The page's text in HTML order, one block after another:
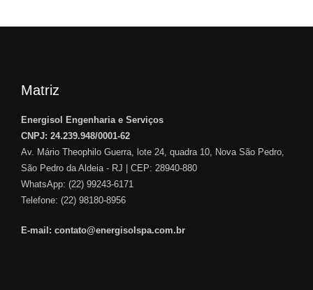
Matriz
Energisol Engenharia e Serviços
CNPJ: 24.239.948/0001-62
Av. Mário Theophilo Guerra, lote 24, quadra 10, Nova São Pedro,
São Pedro da Aldeia - RJ | CEP: 28940-880
WhatsApp: (22) 99243-6171
Telefone: (22) 98180-8956
E-mail: contato@energisolspa.com.br